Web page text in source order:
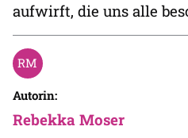
aufwirft, die uns alle
Autorin:
Rebekka Moser